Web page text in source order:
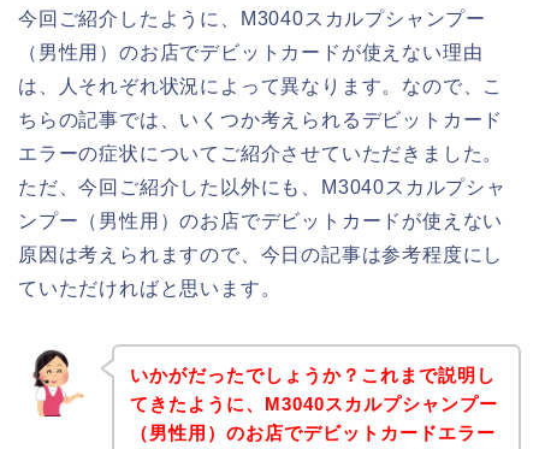
今回ご紹介したように、M3040スカルプシャンプー
（男性用）のお店でデビットカードが使えない理由
は、人それぞれ状況によって異なります。なので、こ
ちらの記事では、いくつか考えられるデビットカード
エラーの症状についてご紹介させていただきました。
ただ、今回ご紹介した以外にも、M3040スカルプシャ
ンプー（男性用）のお店でデビットカードが使えない
原因は考えられますので、今日の記事は参考程度にし
ていただければと思います。
いかがだったでしょうか？これまで説明し
てきたように、M3040スカルプシャンプー
（男性用）のお店でデビットカードエラー